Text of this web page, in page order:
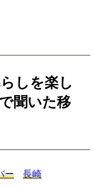
しを楽し
聞いた移
ー 長崎